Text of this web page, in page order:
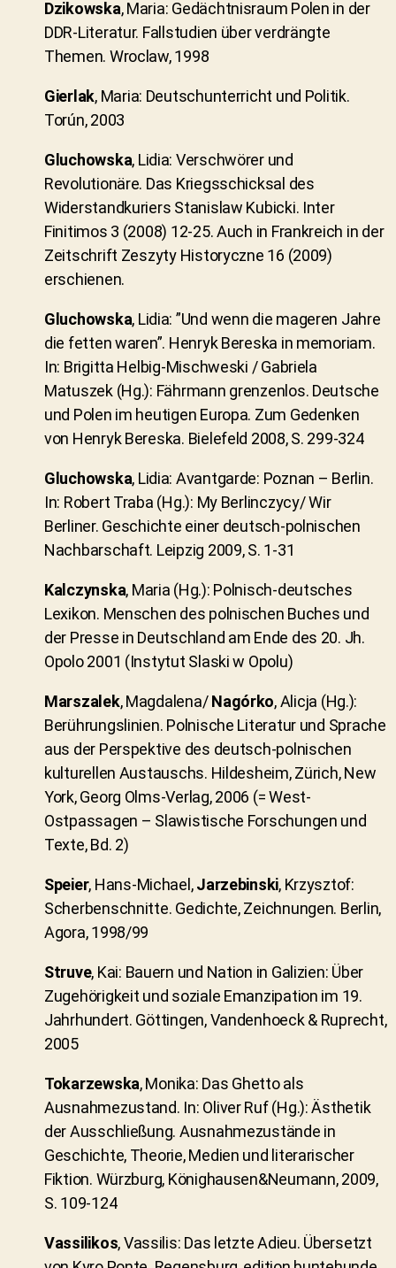
Dzikowska, Maria: Gedächtnisraum Polen in der
DDR-Literatur. Fallstudien über verdrängte
Themen. Wroclaw, 1998
Gierlak, Maria: Deutschunterricht und Politik.
Torún, 2003
Gluchowska, Lidia: Verschwörer und
Revolutionäre. Das Kriegsschicksal des
Widerstandkuriers Stanislaw Kubicki. Inter
Finitimos 3 (2008) 12-25. Auch in Frankreich in der
Zeitschrift Zeszyty Historyczne 16 (2009)
erschienen.
Gluchowska, Lidia: ”Und wenn die mageren Jahre
die fetten waren”. Henryk Bereska in memoriam.
In: Brigitta Helbig-Mischweski / Gabriela
Matuszek (Hg.): Fährmann grenzenlos. Deutsche
und Polen im heutigen Europa. Zum Gedenken
von Henryk Bereska. Bielefeld 2008, S. 299-324
Gluchowska, Lidia: Avantgarde: Poznan – Berlin.
In: Robert Traba (Hg.): My Berlinczycy/ Wir
Berliner. Geschichte einer deutsch-polnischen
Nachbarschaft. Leipzig 2009, S. 1-31
Kalczynska, Maria (Hg.): Polnisch-deutsches
Lexikon. Menschen des polnischen Buches und
der Presse in Deutschland am Ende des 20. Jh.
Opolo 2001 (Instytut Slaski w Opolu)
Marszalek, Magdalena/Nagórko, Alicja (Hg.):
Berührungslinien. Polnische Literatur und Sprache
aus der Perspektive des deutsch-polnischen
kulturellen Austauschs. Hildesheim, Zürich, New
York, Georg Olms-Verlag, 2006 (= West-
Ostpassagen – Slawistische Forschungen und
Texte, Bd. 2)
Speier, Hans-Michael,Jarzebinski, Krzysztof:
Scherbenschnitte. Gedichte, Zeichnungen. Berlin,
Agora, 1998/99
Struve, Kai: Bauern und Nation in Galizien: Über
Zugehörigkeit und soziale Emanzipation im 19.
Jahrhundert. Göttingen, Vandenhoeck & Ruprecht,
2005
Tokarzewska, Monika: Das Ghetto als
Ausnahmezustand. In: Oliver Ruf (Hg.): Ästhetik
der Ausschließung. Ausnahmezustände in
Geschichte, Theorie, Medien und literarischer
Fiktion. Würzburg, Könighausen&Neumann, 2009,
S. 109-124
Vassilikos, Vassilis: Das letzte Adieu. Übersetzt